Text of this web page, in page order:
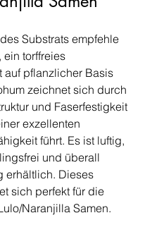
Substrats empfehle
, ein torffreies
auf pflanzlicher Basis
zeichnet sich durch
und Faserfestigkeit
exzellenten
führt. Es ist luftig,
und überall
erhältlich. Dieses
sich perfekt für die
Naranjilla Samen.